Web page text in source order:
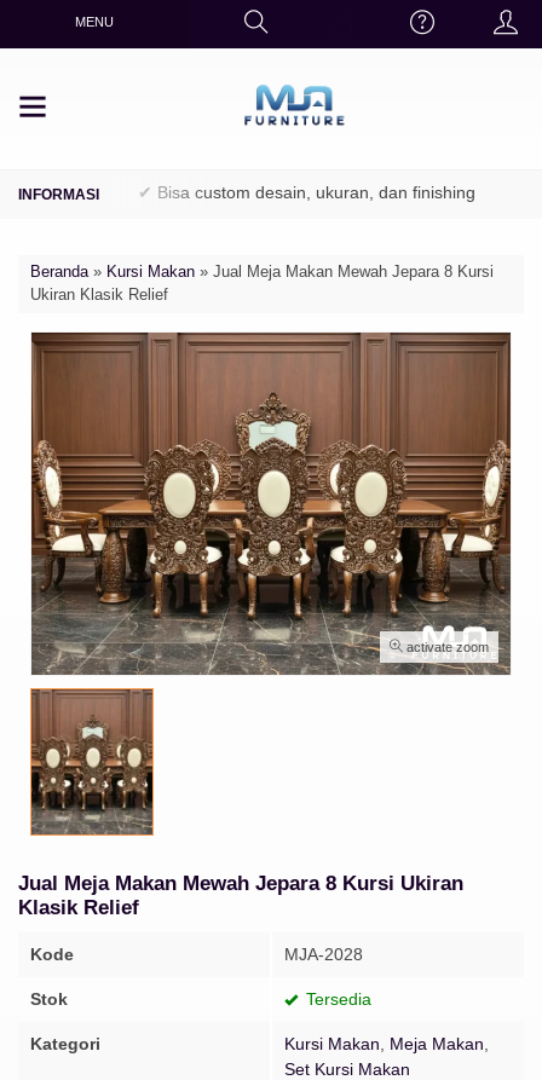
MENU
✔ Bisa custom desain, ukuran, dan finishing
Beranda» Kursi Makan » Jual Meja Makan Mewah Jepara 8 Kursi
Ukiran Klasik Relief
activate zoom
Jual Meja Makan Mewah Jepara 8 Kursi Ukiran
Klasik Relief
Kode MJA-2028
Stok Tersedia
Kategori Kursi Makan Meja Makan
Set Kursi Makan